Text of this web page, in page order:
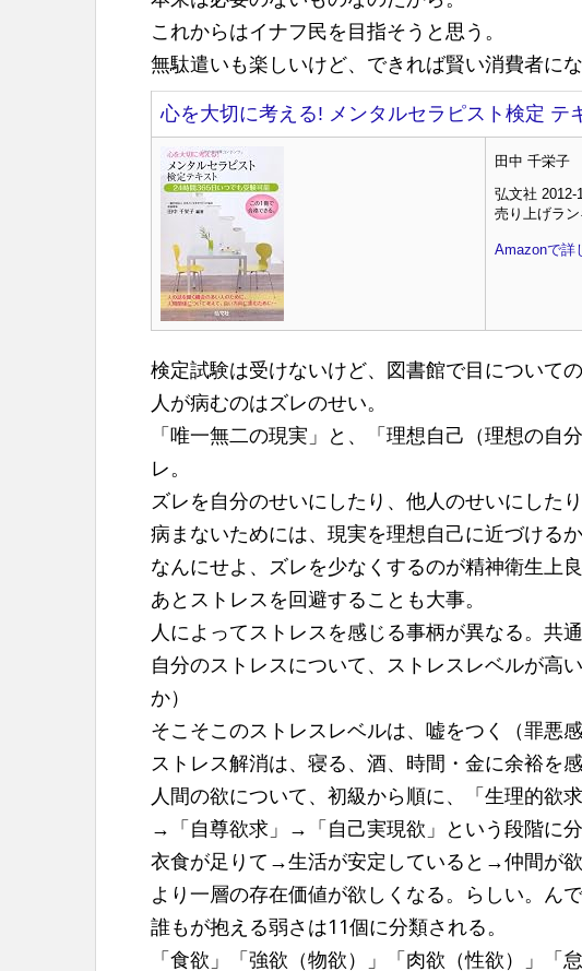
これからはイナフ民を目指そうと思う。
無駄遣いも楽しいけど、できれば賢い消費者にな
心を大切に考える! メンタルセラピスト検定 テ
田中 千栄子
弘文社 2012-
売り上げラ
Amazonで詳
検定試験は受けないけど、図書館で目についての
人が病むのはズレのせい。
「唯一無二の現実」と、「理想自己（理想の
レ。
ズレを自分のせいにしたり、他人のせいにした
病まないためには、現実を理想自己に近づける
なんにせよ、ズレを少なくするのが精神衛生上良
あとストレスを回避することも大事。
人によってストレスを感じる事柄が異なる。共
自分のストレスについて、ストレスレベルが高
か）
そこそこのストレスレベルは、嘘をつく（罪悪
ストレス解消は、寝る、酒、時間・金に余裕を
人間の欲について、初級から順に、「生理的欲
→「自尊欲求」→「自己実現欲」という段階に分
衣食が足りて→生活が安定していると→仲間が
より一層の存在価値が欲しくなる。らしい。ん
誰もが抱える弱さは11個に分類される。
「食欲」「強欲（物欲）」「肉欲（性欲）」「